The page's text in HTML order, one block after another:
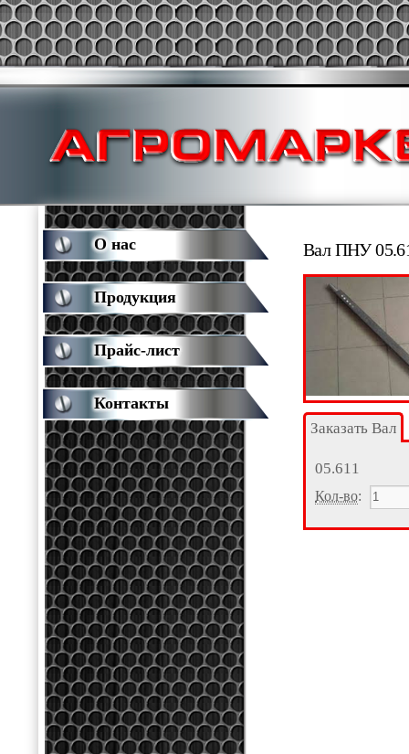
Вал ПНУ
Заказать Вал
05.611
Кол-во:
О нас
Продукция
Прайс-лист
Контакты